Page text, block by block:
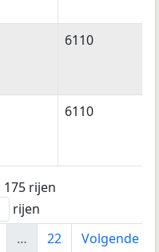
6110
6110
175 rijen
rijen
… 22 Volgende